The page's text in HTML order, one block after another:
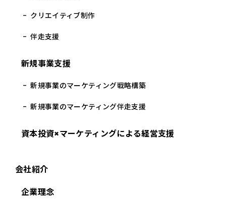
クリエイティブ制作
伴走支援
新規事業支援
新規事業のマーケティング戦略構築
新規事業のマーケティング伴走支援
資本投資×マーケティングによる経営支援
会社紹介
企業理念